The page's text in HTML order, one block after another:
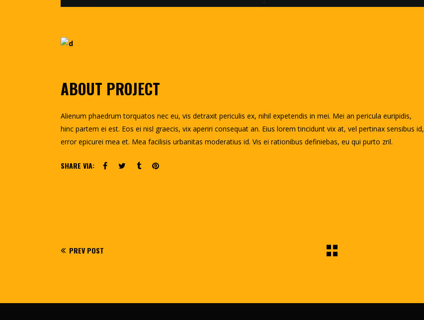
ABOUT PROJECT
Alienum phaedrum torquatos nec eu, vis detraxit periculis ex, nihil expetendis in mei. Mei an pericula euripidis,
hinc partem ei est. Eos ei nisl graecis, vix aperiri consequat an. Eius lorem tincidunt vix at, vel pertinax sensibus id,
error epicurei mea et. Mea facilisis urbanitas moderatius id. Vis ei rationibus definiebas, eu qui purto zril.
SHARE VIA:
PREV POST